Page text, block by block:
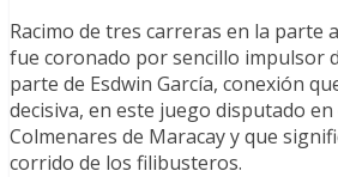
Racimo de tres carreras en la parte
fue coronado por sencillo impulsor
parte de Esdwin García, conexión
decisiva, en este juego disputado en
Colmenares de Maracay y que
corrido de los filibusteros.